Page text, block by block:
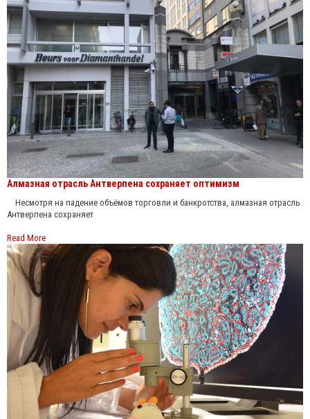
Алмазная отрасль Антверпена сохраняет оптимизм
Несмотря на падение объёмов торговли и банкротства, алмазная отрасль
Антверпена сохраняет
Read More